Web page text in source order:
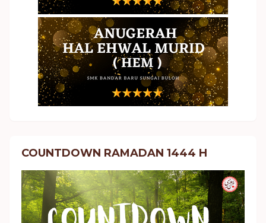
COUNTDOWN RAMADAN 1444 H